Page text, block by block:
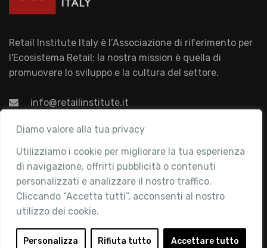
Diamo valore alla tua privacy
Utilizziamo i cookie per migliorare la tua esperienza
di navigazione, offrirti pubblicità o contenuti
personalizzati e analizzare il nostro traffico.
Cliccando “Accetta tutti”, acconsenti al nostro
utilizzo dei cookie.
Personalizza Rifiuta tutto Accettare tutto
Retail Institute Italy è l’Associazione di riferimento per
l'Ecosistema Retail: la nostra mission è quella di
promuovere lo sviluppo e la cultura del settore.
info@retailinstitute.it
Associazione
Chi siamo
Attività
Contatti
Area Riservata
Login